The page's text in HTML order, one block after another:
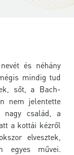
és néhány
mindig tud
sőt, a Bach-
nem jelentette
család, a
a kottái kézről
elvesztek,
egyes művei.